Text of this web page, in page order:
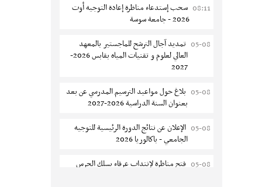
08:11 سحب إستدعاء مناظرة إعادة التوجيه أوت
2026 - جامعة سوسة
05-08 تمديد آجال الترشح للماجستير بالمعهد
العالي لعلوم و تقنيات المياه بقابس 2026-
2027
05-08 بلاغ حول مواعيد الترسيم المدرسي عن بعد
بعنوان السنة الدراسية 2026-2027
05-08 الإعلان عن نتائج الدورة الرئيسية للتوجيه
الجامعي - باكالوريا 2026
05-08 فتح مناظرة لإنتداب عرفاء بسلك الحرس